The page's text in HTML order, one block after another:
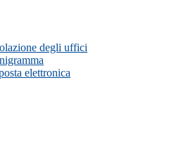
degli uffici
elettronica